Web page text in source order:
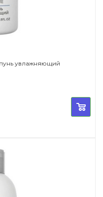
увлажняющий